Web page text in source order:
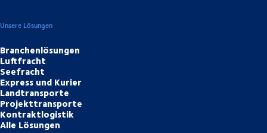
Unsere Lösungen
Branchenlösungen
Luftfracht
Seefracht
Express und Kurier
Landtransporte
Projekttransporte
Kontraktlogistik
Alle Lösungen